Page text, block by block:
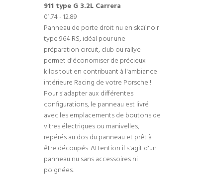
911 type G 3.2L Carrera
01.74 - 12.89
Panneau de porte droit nu en skaï noir
type 964 RS, idéal pour une
préparation circuit, club ou rallye
permet d'économiser de précieux
kilos tout en contribuant à l'ambiance
intérieure Racing de votre Porsche !
Pour s'adapter aux différentes
configurations, le panneau est livré
avec les emplacements de boutons de
vitres électriques ou manivelles,
repérés au dos du panneau et prêt à
être découpés. Attention il s'agit d'un
panneau nu sans accessoires ni
poignées.